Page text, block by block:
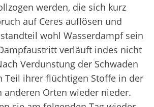
werden, die sich kurz
auf Ceres auflösen und
wohl Wasserdampf sein
verläuft indes nicht
Verdunstung der Schwaden
Teil ihrer flüchtigen Stoffe in der
anderen Orten wieder nieder.